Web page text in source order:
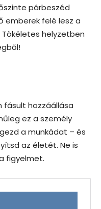
párbeszéd
emberek felé lesz a
helyzetben
fásult hozzáállása
ez a személy
a munkádat – és
az életét. Ne is
figyelmet.